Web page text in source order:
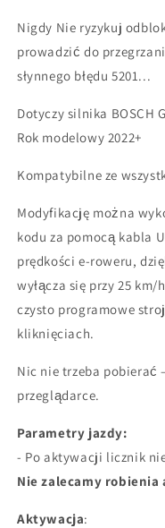
Nigdy Nie ryzykuj
prowadzić do
słynnego błędu 5201...
Dotyczy silnika BOSCH
Rok modelowy 2022+
Kompatybilne ze
Modyfikację można
kodu za pomocą kabla
prędkości e-roweru,
wyłącza się przy 25
czysto programowe
kliknięciach.
Nic nie trzeba pobierać
przeglądarce.
Parametry jazdy:
- Po aktywacji licznik
Nie zalecamy
Aktywacja: